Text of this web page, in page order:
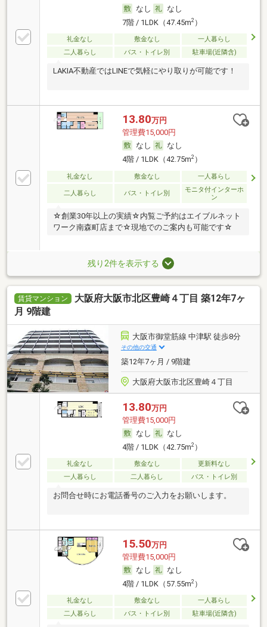
なし
なし
7階 / 1LDK（47.45m2）
礼金なし 敷金なし
一人暮らし
二人暮らし
バス・トイレ別 駐車場(近隣含)
LAKIA不動産ではLINEで気軽にやり取りが可能です！
13.80万円
管理費15,000円
なし
なし
4階 / 1LDK（42.75m2）
礼金なし 敷金なし 一人暮らし
二人暮らし バス・トイレ別
モニタ付インターホ
ン
☆創業30年以上の実績☆内覧ご予約はエイブルネット
ワーク南森町店まで☆現地でのご案内も可能です☆
残り2件を表示する
賃貸マンション
大阪府大阪市北区豊崎４丁目 築12年7ヶ
月 9階建
大阪市御堂筋線 中津駅 徒歩8分
その他の交通
築12年7ヶ月 / 9階建
大阪府大阪市北区豊崎４丁目
13.80万円
管理費15,000円
なし
なし
4階 / 1LDK（42.75m2）
礼金なし 敷金なし
更新料なし
一人暮らし
二人暮らし バス・トイレ別
お問合せ時にお電話番号のご入力をお願いします。
15.50万円
管理費15,000円
なし
なし
4階 / 1LDK（57.55m2）
礼金なし 敷金なし
一人暮らし
二人暮らし
バス・トイレ別 駐車場(近隣含)